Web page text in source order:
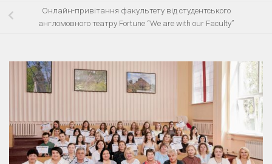
Онлайн-привітання факультету від студентського
англомовного театру Fortune “We are with our Faculty”